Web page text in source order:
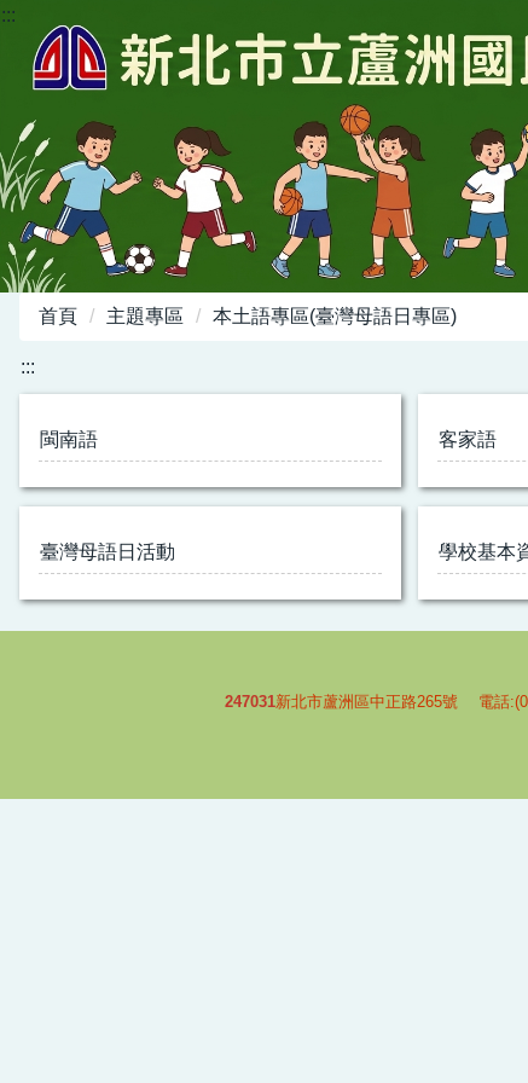
跳
內
容
區
:::
首頁 主題專區 本土語專區(臺灣母語日專區)
:::
閩南語 客家語
臺灣母語日活動 學校基本
247031新北市蘆洲區中正路265號 電話